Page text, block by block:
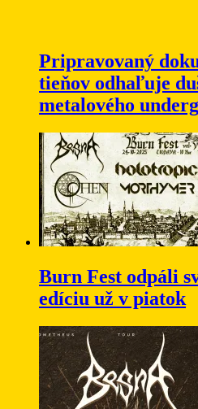
Pripravovaný
tieňov odhaľuje
metalového
Burn Fest odpáli
edíciu už v piatok